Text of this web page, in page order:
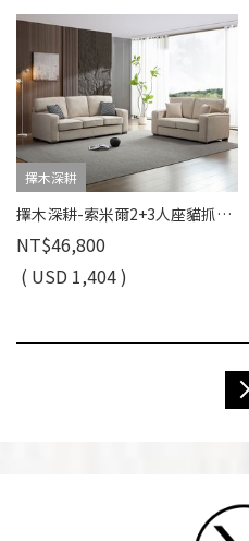
擇木深耕
擇木深耕-索米爾2+3人座貓抓布沙發
NT$46,800
( USD 1,404 )